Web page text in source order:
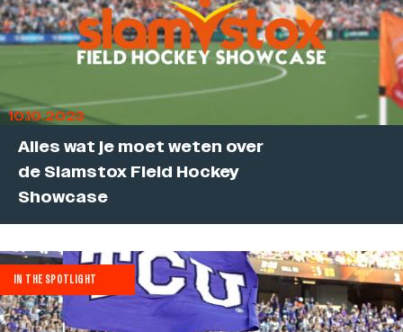
10.10.2023
Alles wat je moet weten over
de Slamstox Field Hockey
Showcase
IN THE SPOTLIGHT